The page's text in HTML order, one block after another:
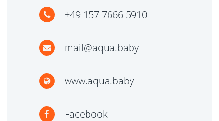
+49 157 7666 5910
mail@aqua.baby
www.aqua.baby
Facebook